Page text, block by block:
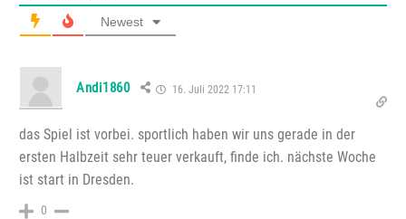
Newest
Andi1860 16. Juli 2022 17:11
das Spiel ist vorbei. sportlich haben wir uns gerade in der
ersten Halbzeit sehr teuer verkauft, finde ich. nächste Woche
ist start in Dresden.
0